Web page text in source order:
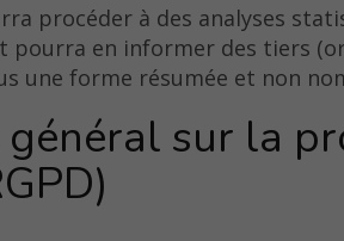
procéder à des analyses
pourra en informer des tiers
une forme résumée et non
sur la